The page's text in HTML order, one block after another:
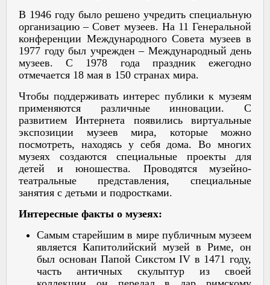
В 1946 году было решено учредить специальную
организацию – Совет музеев. На 11 Генеральной
конференции Международного Совета музеев в
1977 году был учрежден – Международный день
музеев. С 1978 года праздник ежегодно
отмечается 18 мая в 150 странах мира.
Чтобы поддерживать интерес публики к музеям
применяются различные инновации. С
развитием Интернета появились виртуальные
экспозиции музеев мира, которые можно
посмотреть, находясь у себя дома. Во многих
музеях создаются специальные проекты для
детей и юношества. Проводятся музейно-
театральные представления, специальные
занятия с детьми и подростками.
Интересные факты о музеях:
Самым старейшим в мире публичным музеем
является Капитолийский музей в Риме, он
был основан Папой Сикстом IV в 1471 году,
часть античных скульптур из своей